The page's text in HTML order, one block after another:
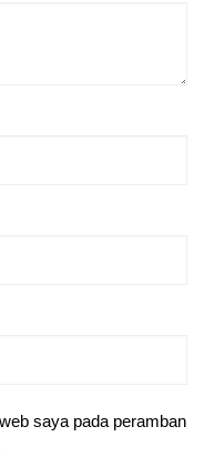
saya pada peramban